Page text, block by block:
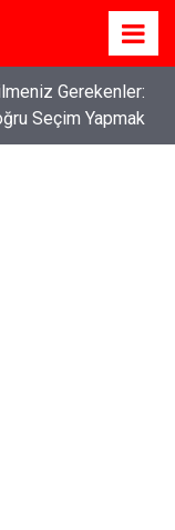
Gerekenler:
Seçim Yapmak